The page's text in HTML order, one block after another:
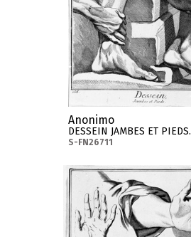
Anonimo
DESSEIN JAMBES ET PIEDS.
S-FN26711